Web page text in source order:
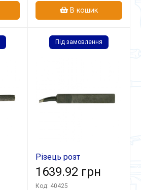
В кошик
Під замовлення
Різець розт
40х32х300 Т5К10 гл
1639.92 грн
Код: 40425